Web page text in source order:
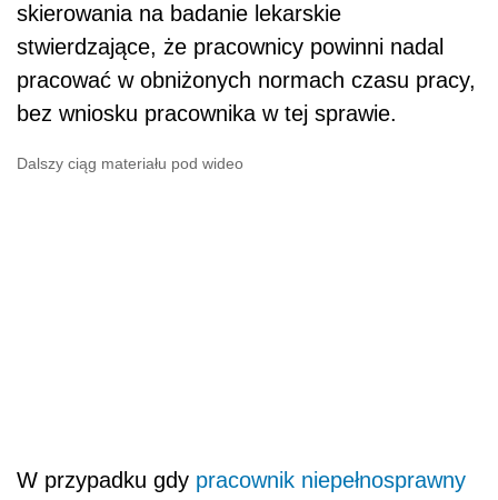
skierowania na badanie lekarskie
stwierdzające, że pracownicy powinni nadal
pracować w obniżonych normach czasu pracy,
bez wniosku pracownika w tej sprawie.
Dalszy ciąg materiału pod wideo
W przypadku gdy pracownik niepełnosprawny